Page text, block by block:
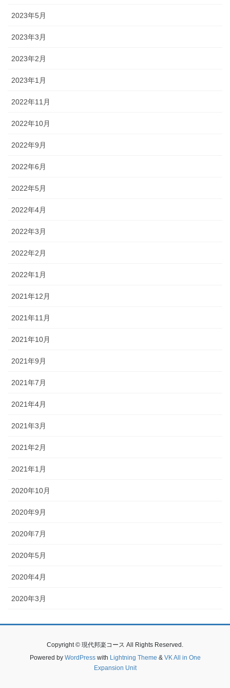
2023年5月
2023年3月
2023年2月
2023年1月
2022年11月
2022年10月
2022年9月
2022年6月
2022年5月
2022年4月
2022年3月
2022年2月
2022年1月
2021年12月
2021年11月
2021年10月
2021年9月
2021年7月
2021年4月
2021年3月
2021年2月
2021年1月
2020年10月
2020年9月
2020年7月
2020年5月
2020年4月
2020年3月
Copyright © 現代邦楽コース All Rights Reserved.
Powered by WordPresswith Lightning Theme & VK All in One
Expansion Unit